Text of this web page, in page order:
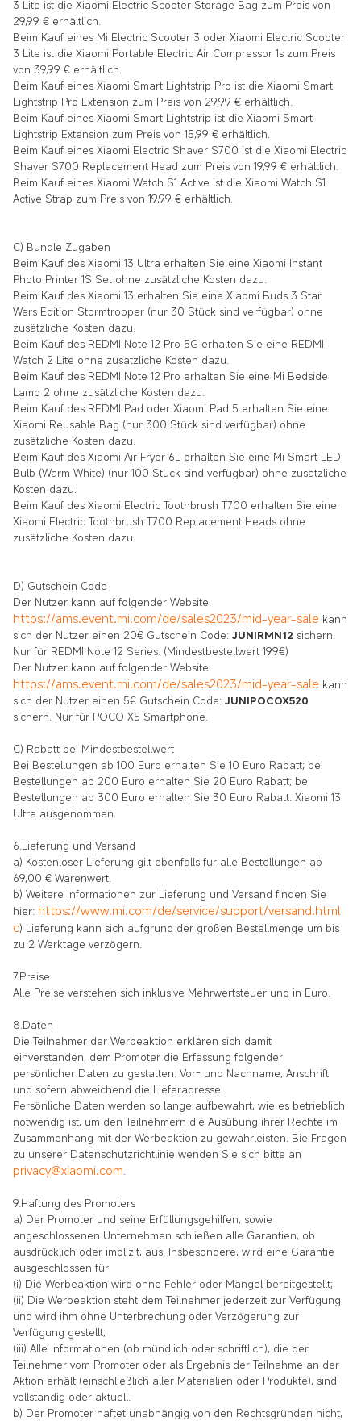
3 Lite ist die Xiaomi Electric Scooter Storage Bag zum Preis von
29,99 € erhältlich.
Beim Kauf eines Mi Electric Scooter 3 oder Xiaomi Electric Scooter
3 Lite ist die Xiaomi Portable Electric Air Compressor 1s zum Preis
von 39,99 € erhältlich.
Beim Kauf eines Xiaomi Smart Lightstrip Pro ist die Xiaomi Smart
Lightstrip Pro Extension zum Preis von 29,99 € erhältlich.
Beim Kauf eines Xiaomi Smart Lightstrip ist die Xiaomi Smart
Lightstrip Extension zum Preis von 15,99 € erhältlich.
Beim Kauf eines Xiaomi Electric Shaver S700 ist die Xiaomi Electric
Shaver S700 Replacement Head zum Preis von 19,99 € erhältlich.
Beim Kauf eines Xiaomi Watch S1 Active ist die Xiaomi Watch S1
Active Strap zum Preis von 19,99 € erhältlich.
C) Bundle Zugaben
Beim Kauf des Xiaomi 13 Ultra erhalten Sie eine Xiaomi Instant
Photo Printer 1S Set ohne zusätzliche Kosten dazu.
Beim Kauf des Xiaomi 13 erhalten Sie eine Xiaomi Buds 3 Star
Wars Edition Stormtrooper (nur 30 Stück sind verfügbar) ohne
zusätzliche Kosten dazu.
Beim Kauf des REDMI Note 12 Pro 5G erhalten Sie eine REDMI
Watch 2 Lite ohne zusätzliche Kosten dazu.
Beim Kauf des REDMI Note 12 Pro erhalten Sie eine Mi Bedside
Lamp 2 ohne zusätzliche Kosten dazu.
Beim Kauf des REDMI Pad oder Xiaomi Pad 5 erhalten Sie eine
Xiaomi Reusable Bag (nur 300 Stück sind verfügbar) ohne
zusätzliche Kosten dazu.
Beim Kauf des Xiaomi Air Fryer 6L erhalten Sie eine Mi Smart LED
Bulb (Warm White) (nur 100 Stück sind verfügbar) ohne zusätzliche
Kosten dazu.
Beim Kauf des Xiaomi Electric Toothbrush T700 erhalten Sie eine
Xiaomi Electric Toothbrush T700 Replacement Heads ohne
zusätzliche Kosten dazu.
D) Gutschein Code
Der Nutzer kann auf folgender Website
https://ams.event.mi.com/de/sales2023/mid-year-sale kann
sich der Nutzer einen 20€ Gutschein Code: JUNIRMN12 sichern.
Nur für REDMI Note 12 Series. (Mindestbestellwert 199€)
Der Nutzer kann auf folgender Website
https://ams.event.mi.com/de/sales2023/mid-year-sale kann
sich der Nutzer einen 5€ Gutschein Code: JUNIPOCOX520
sichern. Nur für POCO X5 Smartphone.
C) Rabatt bei Mindestbestellwert
Bei Bestellungen ab 100 Euro erhalten Sie 10 Euro Rabatt; bei
Bestellungen ab 200 Euro erhalten Sie 20 Euro Rabatt; bei
Bestellungen ab 300 Euro erhalten Sie 30 Euro Rabatt. Xiaomi 13
Ultra ausgenommen.
6.Lieferung und Versand
a) Kostenloser Lieferung gilt ebenfalls für alle Bestellungen ab
69,00 € Warenwert.
b) Weitere Informationen zur Lieferung und Versand finden Sie
hier: https://www.mi.com/de/service/support/versand.html
c) Lieferung kann sich aufgrund der großen Bestellmenge um bis
zu 2 Werktage verzögern.
7.Preise
Alle Preise verstehen sich inklusive Mehrwertsteuer und in Euro.
8.Daten
Die Teilnehmer der Werbeaktion erklären sich damit
einverstanden, dem Promoter die Erfassung folgender
persönlicher Daten zu gestatten: Vor- und Nachname, Anschrift
und sofern abweichend die Lieferadresse.
Persönliche Daten werden so lange aufbewahrt, wie es betrieblich
notwendig ist, um den Teilnehmern die Ausübung ihrer Rechte im
Zusammenhang mit der Werbeaktion zu gewährleisten. Bie Fragen
zu unserer Datenschutzrichtlinie wenden Sie sich bitte an
privacy@xiaomi.com.
9.Haftung des Promoters
a) Der Promoter und seine Erfüllungsgehilfen, sowie
angeschlossenen Unternehmen schließen alle Garantien, ob
ausdrücklich oder implizit, aus. Insbesondere, wird eine Garantie
ausgeschlossen für
(i) Die Werbeaktion wird ohne Fehler oder Mängel bereitgestellt;
(ii) Die Werbeaktion steht dem Teilnehmer jederzeit zur Verfügung
und wird ihm ohne Unterbrechung oder Verzögerung zur
Verfügung gestellt;
(iii) Alle Informationen (ob mündlich oder schriftlich), die der
Teilnehmer vom Promoter oder als Ergebnis der Teilnahme an der
Aktion erhält (einschließlich aller Materialien oder Produkte), sind
vollständig oder aktuell.
b) Der Promoter haftet unabhängig von den Rechtsgründen nicht,